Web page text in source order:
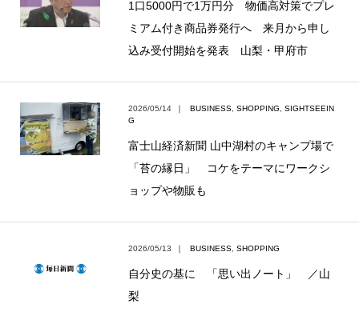
1口5000円で1万円分 物価高対策でプレ
ミアム付き商品券発行へ 来月から申し
込み受付開始を発表 山梨・甲府市
2026/05/14 ｜ BUSINESS SHOPPING
SIGHTSEEIN
G
富士山経済新聞 山中湖村のキャンプ場で
「苔の縁日」 コケをテーマにワークシ
ョップや物販も
2026/05/13 ｜ BUSINESS SHOPPING
自分史の基に 「思い出ノート」 ／山
梨